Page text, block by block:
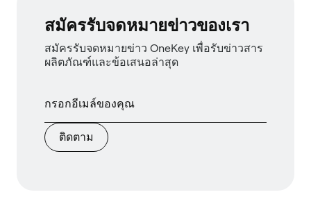
สมัครรับจดหมายข่าวของเรา
สมัครรับจดหมายข่าว OneKey เพื่อรับข่าวสาร
ผลิตภัณฑ์และข้อเสนอล่าสุด
ติดตาม